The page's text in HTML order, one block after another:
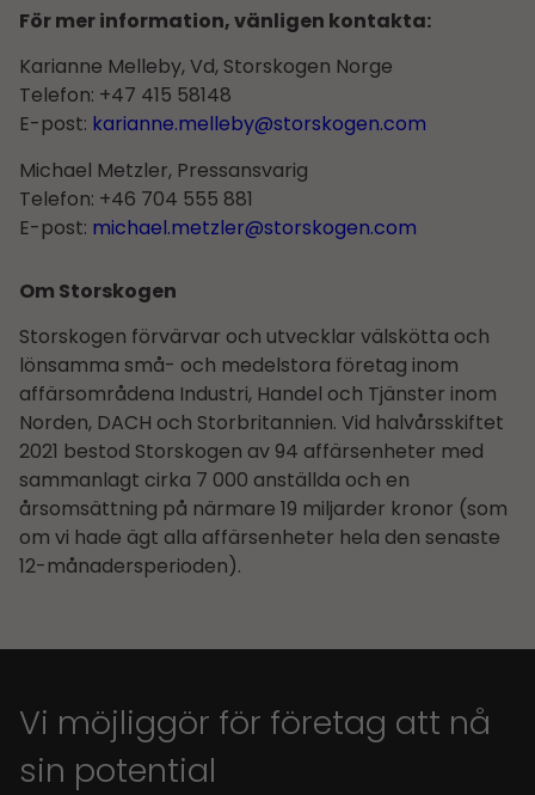
För mer information, vänligen kontakta:
Karianne Melleby, Vd, Storskogen Norge
Telefon: +47 415 58148
E-post: karianne.melleby@storskogen.com
Michael Metzler, Pressansvarig
Telefon: +46 704 555 881
E-post: michael.metzler@storskogen.com
Om Storskogen
Storskogen förvärvar och utvecklar välskötta och
lönsamma små- och medelstora företag inom
affärsområdena Industri, Handel och Tjänster inom
Norden, DACH och Storbritannien. Vid halvårsskiftet
2021 bestod Storskogen av 94 affärsenheter med
sammanlagt cirka 7 000 anställda och en
årsomsättning på närmare 19 miljarder kronor (som
om vi hade ägt alla affärsenheter hela den senaste
12-månadersperioden).
Vi möjliggör för företag att nå
sin potential